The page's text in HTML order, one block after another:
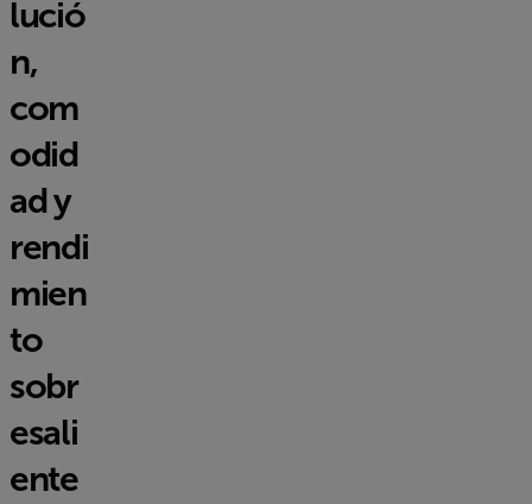
lució
n,
com
odid
ad y
rendi
mien
to
sobr
esali
ente